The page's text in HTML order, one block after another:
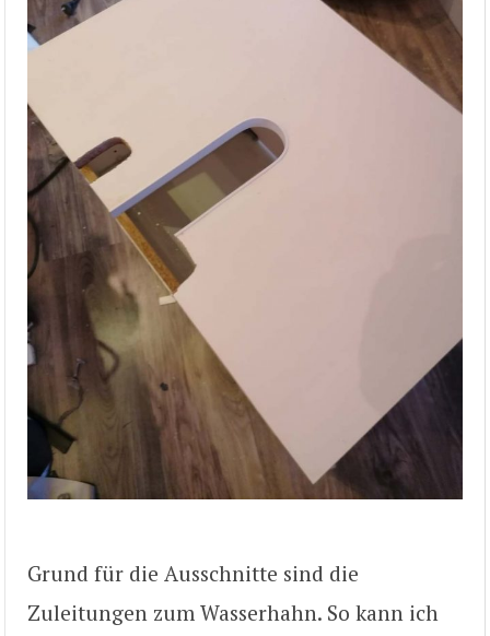
Grund für die Ausschnitte sind die
Zuleitungen zum Wasserhahn. So kann ich